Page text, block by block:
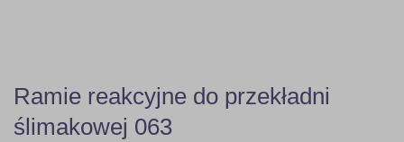
Ramie reakcyjne do przekładni
ślimakowej 063